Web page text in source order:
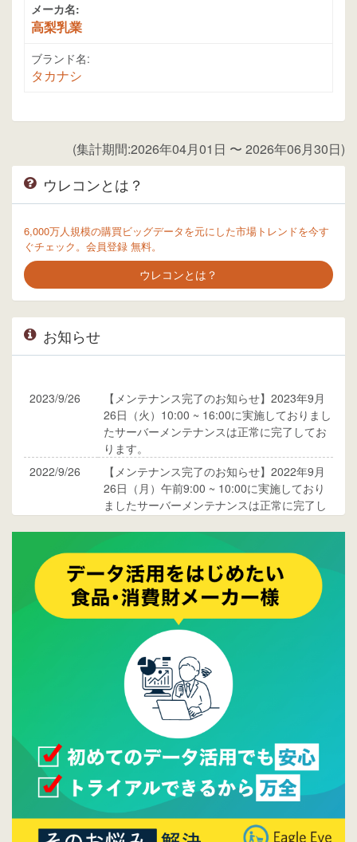
メーカ名:
高梨乳業
ブランド名:
タカナシ
(集計期間:2026年04月01日 〜 2026年06月30日)
ウレコンとは？
6,000万人規模の購買ビッグデータを元にした市場トレンドを今す
ぐチェック。会員登録 無料。
ウレコンとは？
お知らせ
2023/9/26
【メンテナンス完了のお知らせ】2023年9月
26日（火）10:00 ~ 16:00に実施しておりまし
たサーバーメンテナンスは正常に完了してお
ります。
2022/9/26
【メンテナンス完了のお知らせ】2022年9月
26日（月）午前9:00 ~ 10:00に実施しており
ましたサーバーメンテナンスは正常に完了し
ご覧ください。
2015/10/19
ウレコンのサイト機能を大幅バージョンアッ
プ。詳細はこちら。⇒告知ページへ
2015/09/28
ウレコンが機能拡充し、サイトリニューアル
しました。⇒
ウレコンFacebook
Facebookページを開設しました。詳細は
ら。
ウレコンサイトリリースしました。